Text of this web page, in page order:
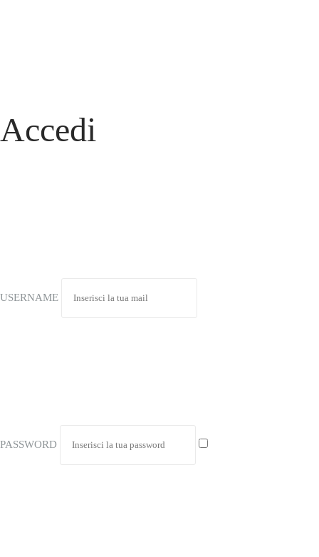
Accedi
USERNAME
PASSWORD